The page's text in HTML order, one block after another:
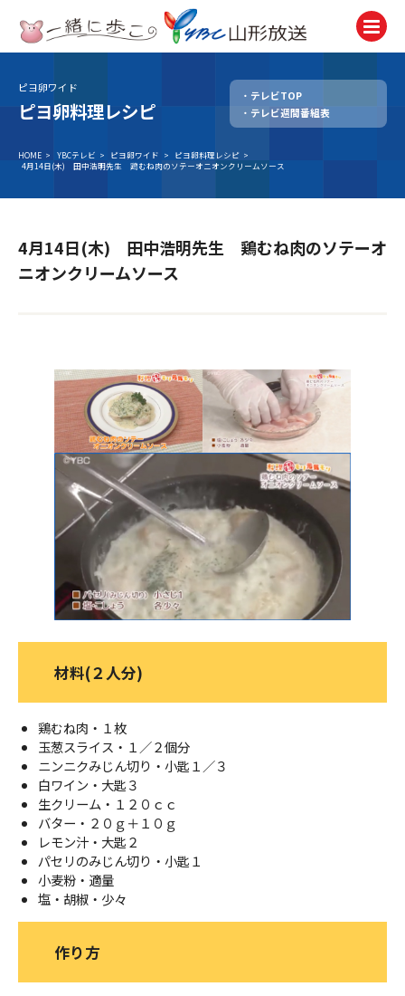
テレビ
TV
ラジオ
Radio
アナウンサー
Announcer
試写会・プレゼント
Present
ＹＢＣオンデマンド
やまがた情熱市場
ピヨ卵ワイド
ピヨ卵料理レシピ
テレビTOP
テレビ週間番組表
HOME > YBCテレビ > ピヨ卵ワイド > ピヨ卵料理レシピ >
4月14日(木) 田中浩明先生 鶏むね肉のソテーオニオンクリームソース
4月14日(木) 田中浩明先生 鶏むね肉のソテーオ
ニオンクリームソース
材料(２人分)
鶏むね肉・１枚
玉葱スライス・１／２個分
ニンニクみじん切り・小匙１／３
白ワイン・大匙３
生クリーム・１２０ｃｃ
バター・２０ｇ＋１０ｇ
レモン汁・大匙２
パセリのみじん切り・小匙１
小麦粉・適量
塩・胡椒・少々
作り方